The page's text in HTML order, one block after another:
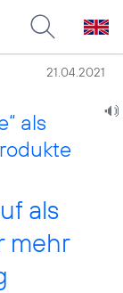
21.04.2021
als
als
mehr